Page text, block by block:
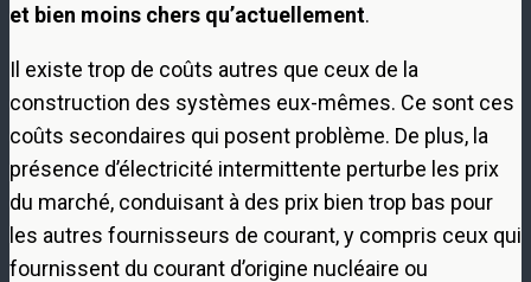
et bien moins chers qu’actuellement.
Il existe trop de coûts autres que ceux de la
construction des systèmes eux-mêmes. Ce sont ces
coûts secondaires qui posent problème. De plus, la
présence d’électricité intermittente perturbe les prix
du marché, conduisant à des prix bien trop bas pour
les autres fournisseurs de courant, y compris ceux qui
fournissent du courant d’origine nucléaire ou